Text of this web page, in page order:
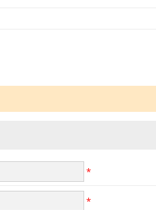
*
*